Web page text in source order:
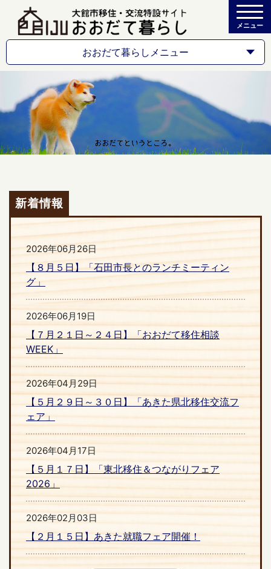
メニュー
おおだて暮らしメニュー
新着情報
2026年06月26日
【８月５日】「石田市長とのランチミーティン
グ」
2026年06月19日
【７月２１日～２４日】「おおだて移住相談
WEEK」
2026年04月29日
【５月２９日～３０日】「あきた県北移住交流フ
ェア」
2026年04月17日
【５月１７日】「東北移住＆つながりフェア
2026」
2026年02月03日
【２月１５日】あきた就職フェア開催！